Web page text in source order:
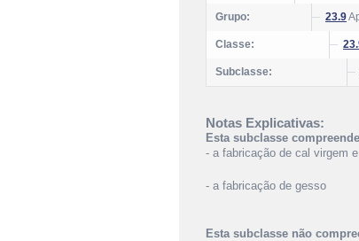
Grupo: 23.9
Classe:
Subclasse:
Notas Explicativas:
Esta subclasse
- a fabricação de cal virgem
- a fabricação de gesso
Esta subclasse não